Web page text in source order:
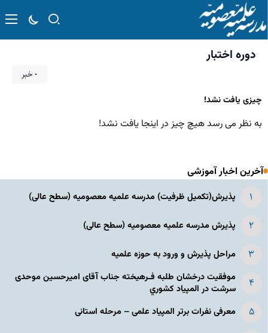
دوره اختبار
۰ خبر
چیزی یافت نشد!
به نظر می رسد هیچ چیز در اینجا یافت نشد!
آخرین اخبار آموزشی
پذیرش(تکمیل ظرفیت) مدرسه علمیه معصومیه‌ (سطح عالی)
پذیرش مدرسه علمیه معصومیه‌ (سطح عالی)
مراحل پذیرش و ورود به حوزه علمیه
موفقیت درخشان طلبه فـرهیخته جناب آقای امیرحسین موحدی
سرشت در المپياد كشوري
معرفی نفرات برتر المپیاد علمی – مرحله استانی